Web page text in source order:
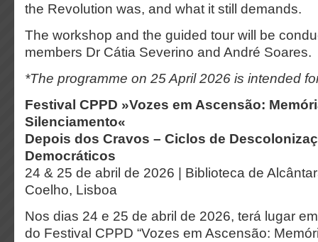
the Revolution was, and what it still demands.
The workshop and the guided tour will be
members Dr Cátia Severino and André Soares.
*The programme on 25 April 2026 is intended
Festival CPPD »Vozes em Ascensão:
Silenciamento«
Depois dos Cravos – Ciclos de
Democráticos
24 & 25 de abril de 2026 | Biblioteca de
Coelho, Lisboa
Nos dias 24 e 25 de abril de 2026, terá lugar
do Festival CPPD “Vozes em Ascensão: